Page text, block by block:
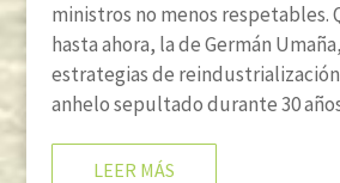
ministros no menos respetables.
hasta ahora, la de Germán
estrategias de
anhelo sepultado durante 30
LEER MÁS